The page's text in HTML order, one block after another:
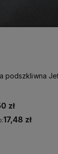
podszkliwna
zł
17,48 zł